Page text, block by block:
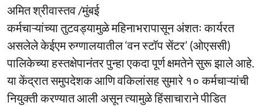
अमित श्रीवास्तव /मुंबई
कर्मचाऱ्यांच्या तुटवड्यामुळे महिनाभरापासून अंशतः कार्यरत
असलेले केईएम रुग्णालयातील ‘वन स्टॉप सेंटर’ (ओएससी)
पालिकेच्या हस्तक्षेपानंतर पुन्हा एकदा पूर्ण क्षमतेने सुरू झाले आहे.
या केंद्रात समुपदेशक आणि वकिलांसह सुमारे १० कर्मचाऱ्यांची
नियुक्ती करण्यात आली असून त्यामुळे हिंसाचाराने पीडित